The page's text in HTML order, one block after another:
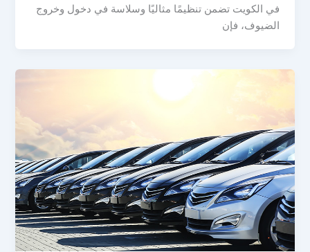
في الكويت تضمن تنظيمًا مثاليًا وسلاسة في دخول وخروج
الضيوف، فإن